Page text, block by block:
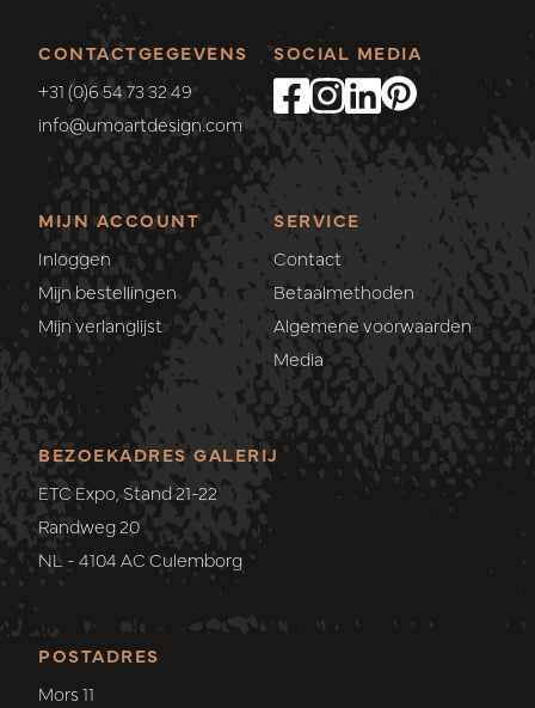
CONTACTGEGEVENS
+31 (0)6 54 73 32 49
info@umoartdesign.com
MIJN ACCOUNT
Inloggen
Mijn bestellingen
Mijn verlanglijst
SERVICE
Contact
Betaalmethoden
Algemene voorwaarden
Media
SOCIAL MEDIA
POSTADRES
Mors 11
BEZOEKADRES GALERIJ
ETC Expo, Stand 21-22
Randweg 20
NL - 4104 AC Culemborg